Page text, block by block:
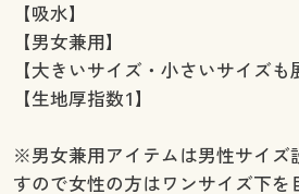
【吸水】
【男女兼用】
【大きいサイズ・小さいサイズも
【生地厚指数1】
※男女兼用アイテムは男性サイズ
すので女性の方はワンサイズ下を